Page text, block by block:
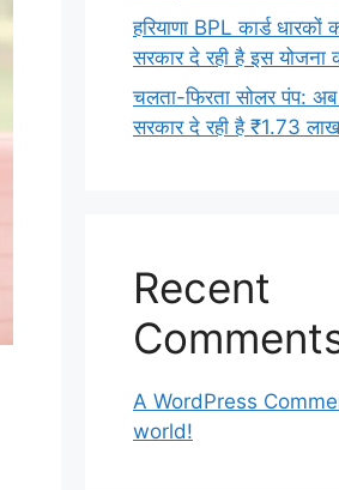
हरियाणा BPL कार्ड धारकों
सरकार दे रही है इस योजना
चलता-फिरता सोलर पंप: अब
सरकार दे रही है ₹1.73 लाख
Recent
A WordPress
world!